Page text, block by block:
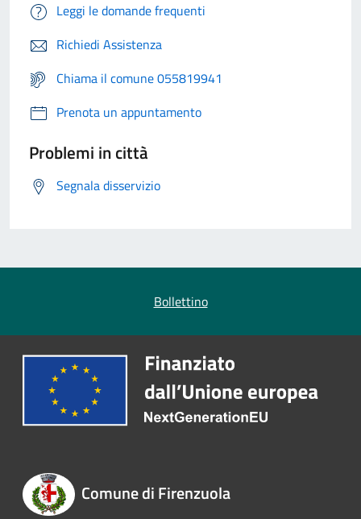
Leggi le domande frequenti
Richiedi Assistenza
Chiama il comune 055819941
Prenota un appuntamento
Problemi in città
Segnala disservizio
Bollettino
Comune di Firenzuola